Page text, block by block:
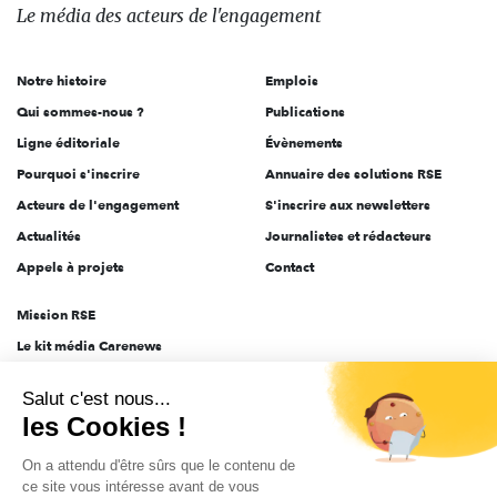
des
l'engagement
Le média des acteurs de l'engagement
Notre histoire
Qui sommes-nous ?
Ligne éditoriale
Pourquoi s'inscrire
Acteurs de l'engagement
Actualités
Appels à projets
Emplois
Publications
Évènements
Annuaire des solutions RSE
S'inscrire aux newsletters
Journalistes et rédacteurs
Contact
Mission RSE
Le kit média Carenews
AEF info
Novethic
PRODURABLE
Salut c'est nous...
les Cookies !
On a attendu d'être sûrs que le contenu de
ce site vous intéresse avant de vous